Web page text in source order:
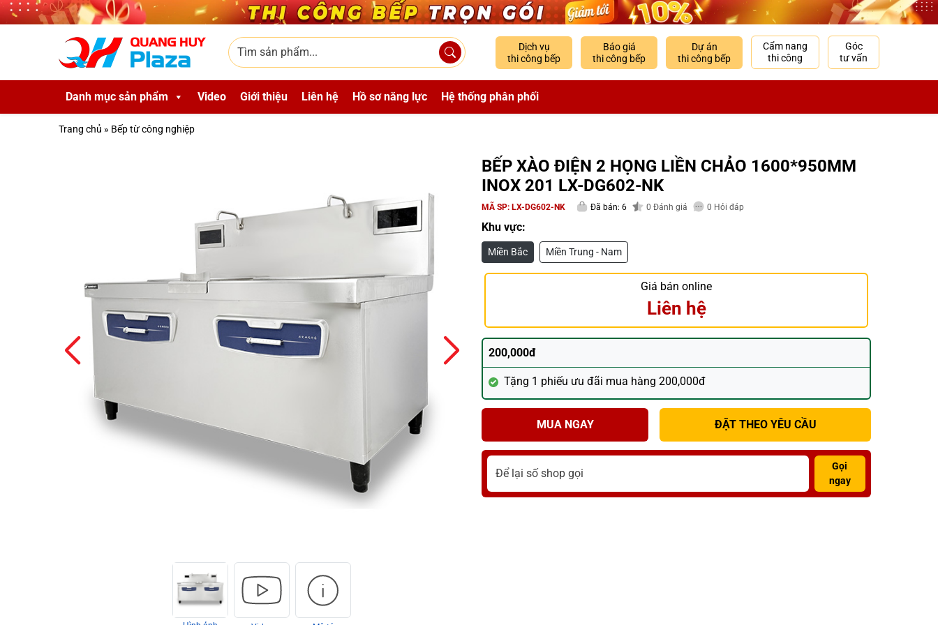
Skip to main content
Tìm sản phẩm
Dịch vụ
thi công bếp
Báo giá
thi công bếp
Dự án
thi công bếp
Cẩm nang
thi công
Góc
tư vấn
Danh mục sản phẩm Video Giới thiệu Liên hệ Hồ sơ năng lực Hệ thống phân phối
Trang chủ » Bếp từ công nghiệp
BẾP XÀO ĐIỆN 2 HỌNG LIỀN CHẢO 1600*950MM
INOX 201 LX-DG602-NK
MÃ SP: LX-DG602-NK Đã bán: 6 0 Đánh giá 0 Hỏi đáp
Khu vực:
Miền Bắc Miền Trung - Nam
Giá bán online
Liên hệ
200,000đ
Tặng 1 phiếu ưu đãi mua hàng 200,000đ
MUA NGAY ĐẶT THEO YÊU CẦU
Gọi
ngay